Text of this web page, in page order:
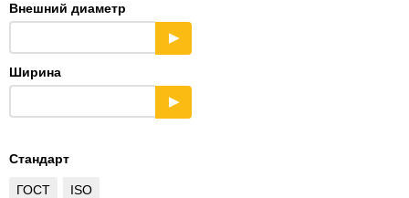
Внешний диаметр
▶
Ширина
▶
Стандарт
ГОСТ ISO